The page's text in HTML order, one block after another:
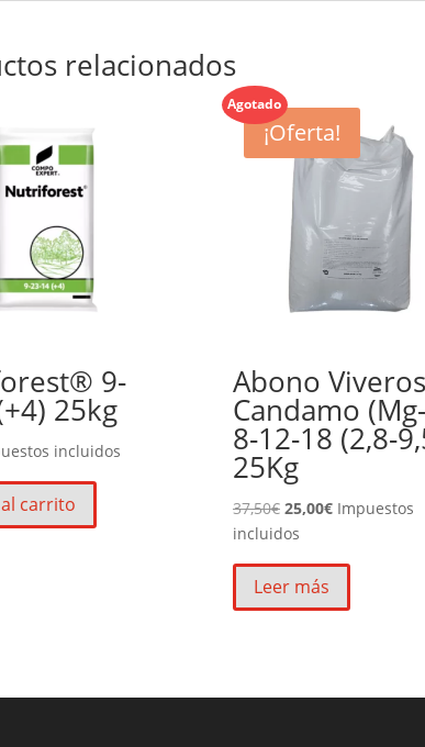
relacionados
9-
25kg
incluidos
carrito
¡Oferta!
Agotado
Abono Viveros
Candamo
8-12-18 (2,8-
25Kg
37,50€ El
precio
era:
37,50€.
25,00€El
25,00€.
Impuestos
incluidos
Leer más